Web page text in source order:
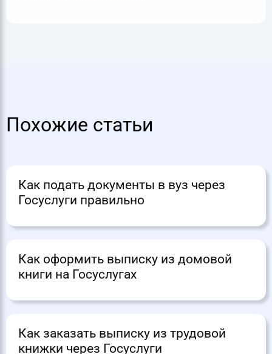
Похожие статьи
Как подать документы в вуз через
Госуслуги правильно
Как оформить выписку из домовой
книги на Госуслугах
Как заказать выписку из трудовой
книжки через Госуслуги